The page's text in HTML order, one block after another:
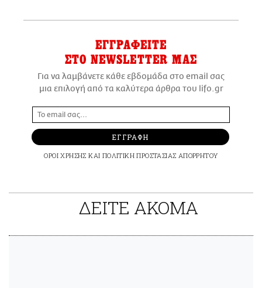
ΕΓΓΡΑΦΕΙΤΕ
ΣΤΟ NEWSLETTER ΜΑΣ
Για να λαμβάνετε κάθε εβδομάδα στο email σας
μια επιλογή από τα καλύτερα άρθρα του lifo.gr
ΕΓΓΡΑΦΗ
ΟΡΟΙ ΧΡΗΣΗΣ ΚΑΙ ΠΟΛΙΤΙΚΗ ΠΡΟΣΤΑΣΙΑΣ ΑΠΟΡΡΗΤΟΥ
ΔΕΙΤΕ ΑΚΟΜΑ